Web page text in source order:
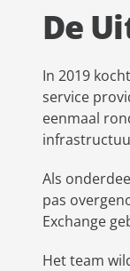
De
In 2019
service
eenmaal
Als
pas
Exchange
Het team